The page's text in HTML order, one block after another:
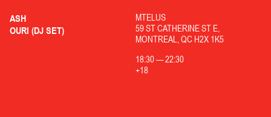
ASH
OURI (DJ SET)
MTELUS
59 ST CATHERINE ST E,
MONTREAL, QC H2X 1K5
18:30—22:30
+18